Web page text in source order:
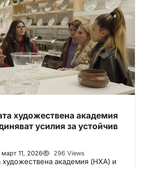
художествена академия
усилия за устойчив
март 11, 2026 296 Views
художествена академия (НХА) и